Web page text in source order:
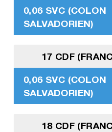
0,06 SVC (COLON
SALVADORIEN)
17 CDF
0,06 SVC (COLON
SALVADORIEN)
18 CDF